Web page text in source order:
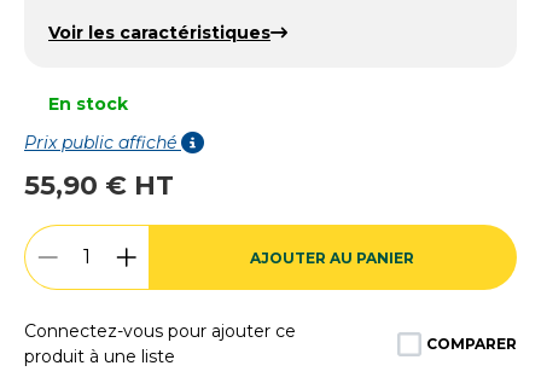
Voir les caractéristiques
En stock
Prix public affiché
55,90 € HT
AJOUTER AU PANIER
Connectez-vous pour ajouter ce
produit à une liste
COMPARER